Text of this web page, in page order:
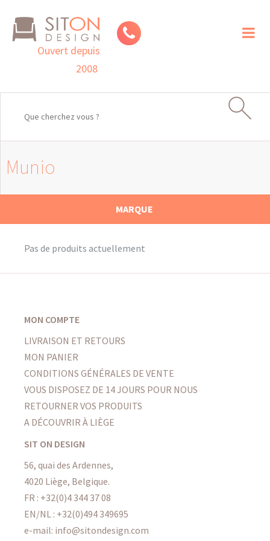
Ouvert depuis
2008
Munio
MARQUE
Pas de produits actuellement
MON COMPTE
LIVRAISON ET RETOURS
MON PANIER
CONDITIONS GÉNÉRALES DE VENTE
VOUS DISPOSEZ DE 14 JOURS POUR NOUS
RETOURNER VOS PRODUITS
A DÉCOUVRIR À LIÈGE
SIT ON DESIGN
56, quai des Ardennes,
4020 Liège, Belgique.
FR : +32(0)4 344 37 08
EN/NL : +32(0)494 349695
e-mail: info@sitondesign.com